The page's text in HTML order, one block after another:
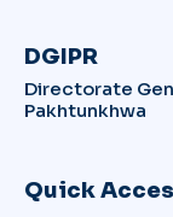
DGIPR
Directorate
Pakhtunkhwa
Quick